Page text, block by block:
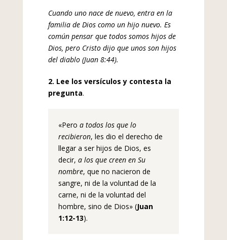
Cuando uno nace de nuevo, entra en la
familia de Dios como un hijo nuevo. Es
común pensar que todos somos hijos de
Dios, pero Cristo dijo que unos son hijos
del diablo (Juan 8:44).
2. Lee los versículos y contesta la
pregunta.
«Pero a todos los que lo
recibieron, les dio el derecho de
llegar a ser hijos de Dios, es
decir, a los que creen en Su
nombre, que no nacieron de
sangre, ni de la voluntad de la
carne, ni de la voluntad del
hombre, sino de Dios» (Juan
1:12-13).